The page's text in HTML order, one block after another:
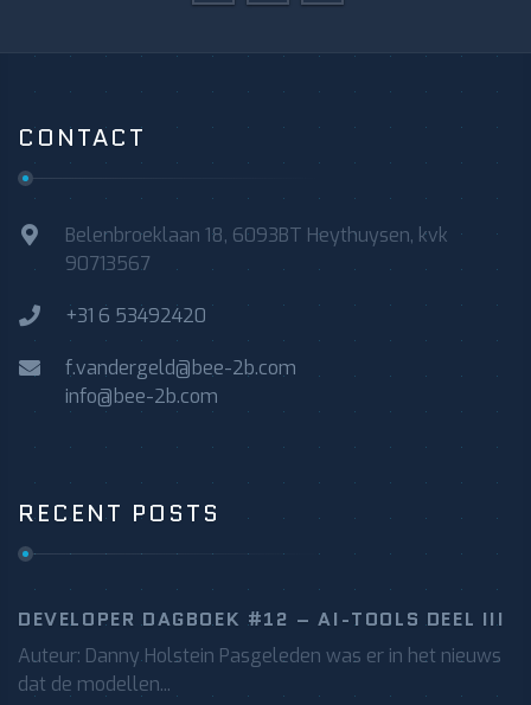
CONTACT
Belenbroeklaan 18, 6093BT Heythuysen, kvk
90713567
+31 6 53492420
f.vandergeld@bee-2b.com
info@bee-2b.com
RECENT POSTS
DEVELOPER DAGBOEK #12 – AI-TOOLS DEEL III
Auteur: Danny Holstein Pasgeleden was er in het nieuws
dat de modellen...